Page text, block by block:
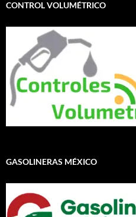
CONTROL VOLUMÉTRICO
GASOLINERAS MÉXICO